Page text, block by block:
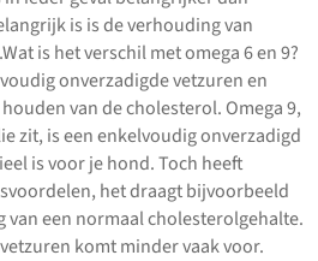
is is de verhouding van
is het verschil met omega 6 en 9?
onverzadigde vetzuren en
van de cholesterol. Omega 9,
zit, is een enkelvoudig onverzadigd
is voor je hond. Toch heeft
het draagt bijvoorbeeld
een normaal cholesterolgehalte.
komt minder vaak voor.